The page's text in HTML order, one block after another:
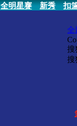
全明星赛 新秀
扣
全
搜
搜